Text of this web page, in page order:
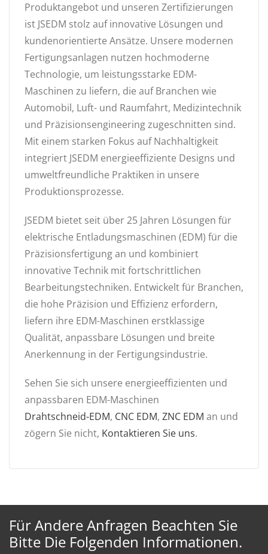
Produktangebot und unseren Zertifizierungen
ist JSEDM stolz auf innovative Lösungen und
kundenorientierte Ansätze. Unsere modernen
Fertigungsanlagen nutzen hochmoderne
Technologie, um leistungsstarke EDM-
Maschinen zu liefern, die auf Branchen wie
Automobil, Luft- und Raumfahrt, Medizintechnik
und Präzisionsengineering zugeschnitten sind.
Mit einem starken Fokus auf Nachhaltigkeit
integriert JSEDM energieeffiziente Designs und
umweltfreundliche Praktiken in unsere
Produktionsprozesse.
JSEDM bietet seit über 25 Jahren Lösungen für
elektrische Entladungsmaschinen (EDM) für die
Präzisionsfertigung an und kombiniert
innovative Technik mit fortschrittlichen
Bearbeitungstechniken. Entwickelt für Branchen,
die hohe Präzision und Effizienz erfordern,
liefern ihre EDM-Maschinen erstklassige
Qualität, anpassbare Lösungen und breite
Anerkennung in der Fertigungsindustrie.
Sehen Sie sich unsere energieeffizienten und
anpassbaren EDM-Maschinen
Drahtschneid-EDM, CNC EDM, ZNC EDM an und
zögern Sie nicht, Kontaktieren Sie uns.
Für Andere Anfragen Beachten Sie
Bitte Die Folgenden Informationen.